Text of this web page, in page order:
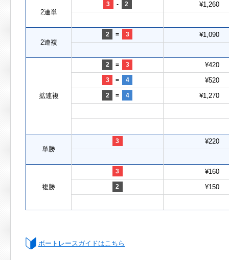
2連単
3 - 2 ¥1,260
2連複
2 = 3 ¥1,090
拡連複
2 = 3 ¥420
3 = 4 ¥520
2 = 4 ¥1,270
単勝
3 ¥220
複勝
3 ¥160
2 ¥150
ボートレースガイドはこちら